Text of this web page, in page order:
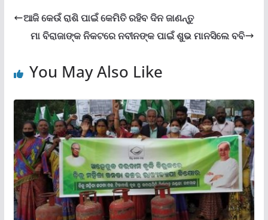
ଆଜି କେଉଁ ରାଶି ପାଇଁ କେମିତି ରହିବ ଦିନ ଜାଣନ୍ତୁ
ମା ବିରାଜାଙ୍କ ନିକଟରେ ନବୀନଙ୍କ ପାଇଁ ଶୁଭ ମାନସିଲେ ବବି
You May Also Like